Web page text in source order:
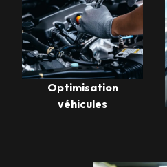
Optimisation
véhicules